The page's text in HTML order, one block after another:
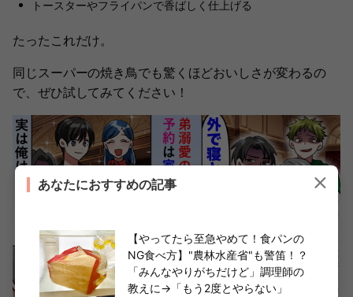
トースターやフライパンで香ばしく仕上げる
たったこれだけ。
同じスーパーの焼き鳥でも驚くほどおいしさが変わるの
で、ぜひ試してみてください！
あなたにおすすめの記事
【やってたら至急やめて！食パンの
NG食べ方】"農林水産省"も警笛！？
「みんなやりがちだけど」調理師の
教えに→「もう2度とやらない」